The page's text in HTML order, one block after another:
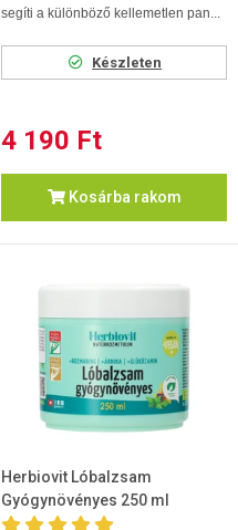
segíti a különböző kellemetlen pan...
Készleten
4 190 Ft
Kosárba rakom
Herbiovit Lóbalzsam
Gyógynövényes 250 ml